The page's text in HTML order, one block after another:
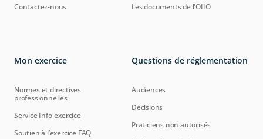
Contactez-nous
Les documents de l'OIIO
Mon exercice
Normes et directives
professionnelles
Service Info-exercice
Soutien à l’exercice FAQ
Questions de réglementation
Audiences
Décisions
Praticiens non autorisés